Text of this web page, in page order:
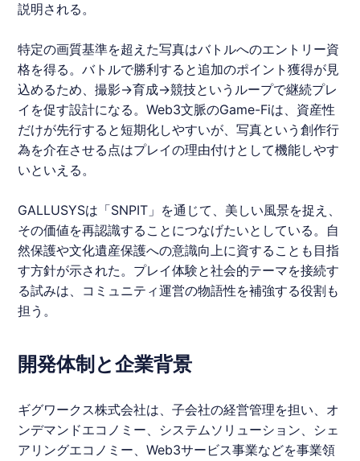
説明される。
特定の画質基準を超えた写真はバトルへのエントリー資
格を得る。バトルで勝利すると追加のポイント獲得が見
込めるため、撮影→育成→競技というループで継続プレ
イを促す設計になる。Web3文脈のGame-Fiは、資産性
だけが先行すると短期化しやすいが、写真という創作行
為を介在させる点はプレイの理由付けとして機能しやす
いといえる。
GALLUSYSは「SNPIT 」を通じて、美しい風景を捉え、
その価値を再認識することにつなげたいとしている。自
然保護や文化遺産保護への意識向上に資することも目指
す方針が示された。プレイ体験と社会的テーマを接続す
る試みは、コミュニティ運営の物語性を補強する役割も
担う。
開発体制と企業背景
ギグワークス株式会社は、子会社の経営管理を担い、オ
ンデマンドエコノミー、システムソリューション、シェ
アリングエコノミー、Web3サービス事業などを事業領